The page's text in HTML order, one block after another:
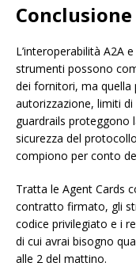
Conclusione
L’interoperabilità A2A
strumenti possono
dei fornitori, ma quella
autorizzazione, limiti
guardrails proteggono
sicurezza del
compiono per conto
Tratta le Agent Cards
contratto firmato, gli
codice privilegiato e i
di cui avrai bisogno
alle 2 del mattino.